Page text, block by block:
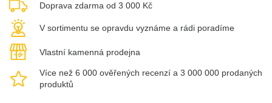
Doprava zdarma od 3 000 Kč
V sortimentu se opravdu vyznáme a rádi poradíme
Vlastní kamenná prodejna
Více než 6 000 ověřených recenzí a 3 000 000 prodaných
produktů